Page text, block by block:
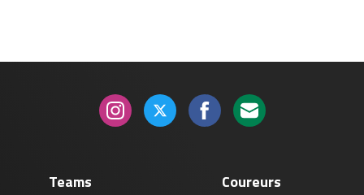
za 23:00 - 00:00
zo 21:00 - 23:00
Race
zo 18:00 - 20:00
Teams Coureurs